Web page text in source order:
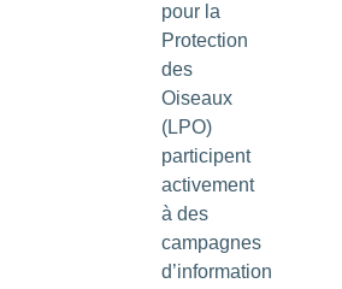
pour la
Protection
des
Oiseaux
(LPO)
participent
activement
à des
campagnes
d’information